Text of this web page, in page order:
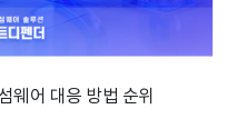
웨어 대응 방법 순위